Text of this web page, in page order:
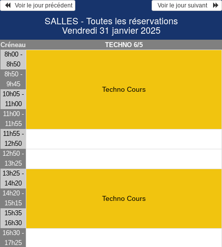
   Voir le jour précédent
  Voir le jour suivant
SALLES - Toutes les réservations
Vendredi 31 janvier 2025
Créneau
TECHNO 6/5
8h00 -
8h50
Techno Cours
8h50 -
9h45
10h05 -
11h00
11h00 -
11h55
11h55 -
12h50
12h50 -
13h25
13h25 -
14h20
Techno Cours
14h20 -
15h15
15h35
16h30
16h30 -
17h25